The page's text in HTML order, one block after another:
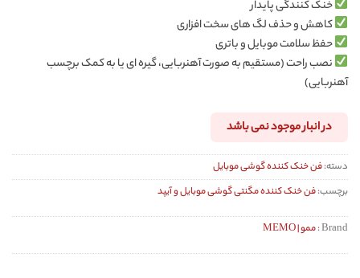
خنک کنندگی پایدار
کاهش و حذف لگ های سخت افزاری
حفظ سلامت موبایل و باتری
نصب راحت (مستقیم به صورت آهنربایی، گیره ای یا به کمک برچسب
آهنربایی)
در انبار موجود نمی باشد
دسته:فن خنک کننده گوشی موبایل
برچسب:فن خنک کننده مگنتی گوشی موبایل و آیپد
Brand : ممو | MEMO